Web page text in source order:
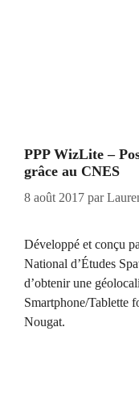
PPP WizLite –
grâce au CNES
8 août 2017 par
Développé et conçu
National d’Études
d’obtenir une
Smartphone/Tablette
Nougat.